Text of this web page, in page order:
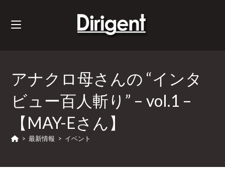
アナクロ母さんの “インタ
ビュー百人斬り” – vol.1 –
【MAY-Eさん】
> 最新情報 > イベント